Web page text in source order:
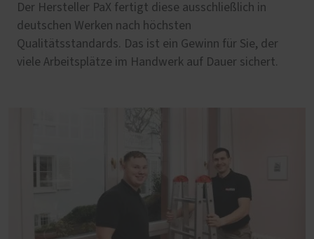
Der Hersteller PaX fertigt diese ausschließlich in
deutschen Werken nach höchsten
Qualitätsstandards. Das ist ein Gewinn für Sie, der
viele Arbeitsplätze im Handwerk auf Dauer sichert.